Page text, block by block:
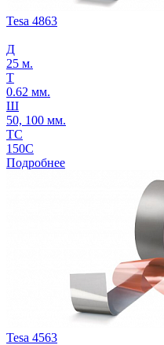
Tesa 4863
Д
25 м.
Т
0.62 мм.
Ш
50, 100 мм.
ТС
150С
Подробнее
Tesa 4563